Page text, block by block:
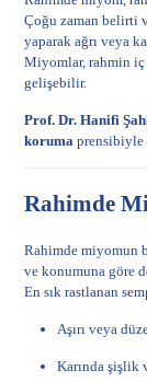
Çoğu zaman belirti
yaparak ağrı veya
Miyomlar, rahmin iç
gelişebilir.
Prof. Dr. Hanifi
koruma prensibiyle
Rahimde
Rahimde miyomun
ve konumuna göre
En sık rastlanan
Aşırı veya
Karında şişlik